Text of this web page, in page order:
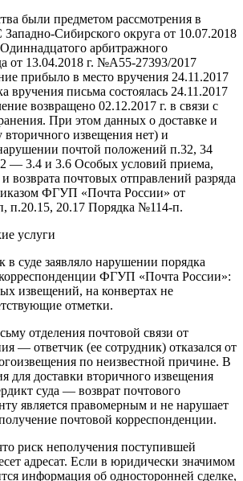
были предметом рассмотрения в
Сибирского округа от 10.07.2018
арбитражного
от 13.04.2018 г. №А55-27393/2017
прибыло в место вручения 24.11.2017
вручения письма состоялась 24.11.2017
возвращено 02.12.2017 г. в связи с
При этом данных о доставке и
вторичного извещения нет) и
почтой положений п.32, 34
— 3.4 и 3.6 Особых условий приема,
возврата почтовых отправлений разряда
ФГУП «Почта России» от
п.20.15, 20.17 Порядка №114-п.
в суде заявляло нарушении порядка
ФГУП «Почта России»:
извещений, на конвертах не
отметки.
отделения почтовой связи от
— ответчик (ее сотрудник) отказался от
по неизвестной причине. В
для доставки вторичного извещения
суда — возврат почтового
является правомерным и не нарушает
почтовой корреспонденции.
риск неполучения поступившей
адресат. Если в юридически значимом
информация об односторонней сделке,